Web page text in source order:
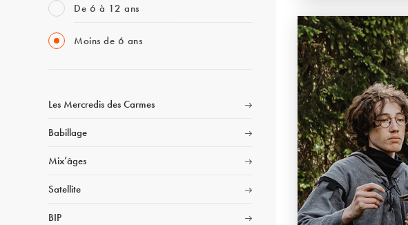
De 6 à 12 ans
Moins de 6 ans
Les Mercredis des Carmes
Babillage
Mix’âges
Satellite
BIP